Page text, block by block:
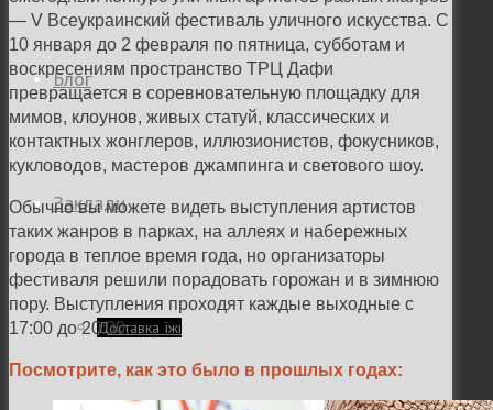
Блог
Заклади
Доставка їжі
— V Всеукраинский фестиваль уличного искусства. С
10 января до 2 февраля по пятница, субботам и
воскресениям пространство ТРЦ Дафи
превращается в соревновательную площадку для
мимов, клоунов, живых статуй, классических и
контактных жонглеров, иллюзионистов, фокусников,
кукловодов, мастеров джампинга и светового шоу.
Обычно вы можете видеть выступления артистов
таких жанров в парках, на аллеях и набережных
города в теплое время года, но организаторы
фестиваля решили порадовать горожан и в зимнюю
пору. Выступления проходят каждые выходные с
17:00 до 20:00.
Посмотрите, как это было в прошлых годах: